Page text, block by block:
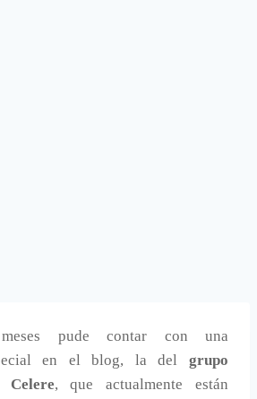
pude contar con una
en el blog, la del grupo
, que actualmente están